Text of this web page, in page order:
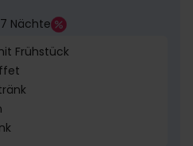
7 Nächte
Frühstück